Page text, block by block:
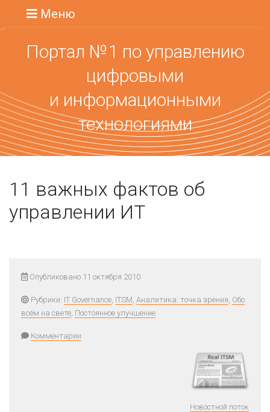
Меню
Портал №1 по управлению
цифровыми
и информационными
технологиями
11 важных фактов об
управлении ИТ
Опубликовано 11 октября 2010
Рубрики: IT Governance, ITSM, Аналитика: точка зрения, Обо
всём на свете, Постоянное улучшение
Комментарии
Новостной поток